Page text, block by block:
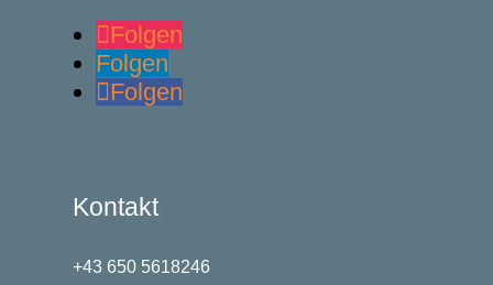
Folgen
Folgen
Folgen
Kontakt
+43 650 5618246